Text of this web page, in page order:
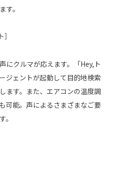
す。
にクルマが応えます。「Hey,ト
ジェントが起動して目的地検索
ます。また、エアコンの温度調
可能。声によるさまざまなご要
。